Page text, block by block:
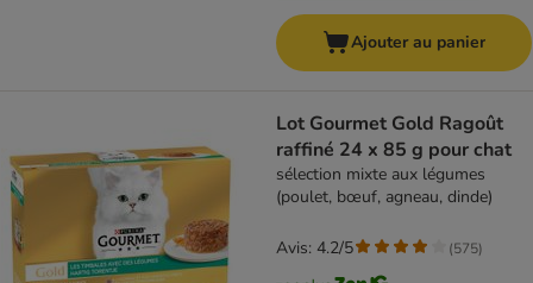
Ajouter au panier
Lot Gourmet Gold Ragoût
raffiné 24 x 85 g pour chat
sélection mixte aux légumes
(poulet, bœuf, agneau, dinde)
Avis: 4.2/5 (575)